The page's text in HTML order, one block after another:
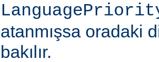
atanmışsa oradaki
bakılır.